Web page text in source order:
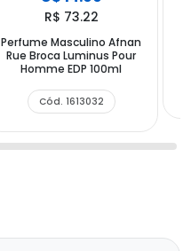
R$ 73.22
Perfume Masculino Afnan
Rue Broca Luminus Pour
Homme EDP 100ml
Cód. 1613032